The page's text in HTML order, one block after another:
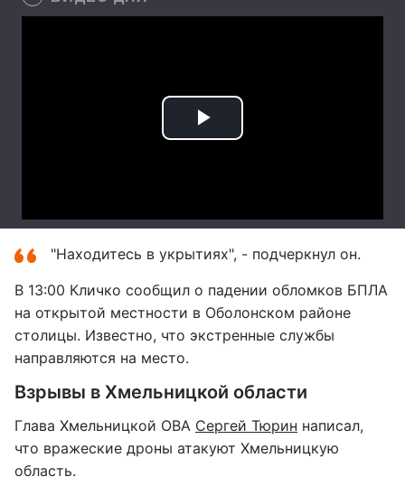
"Находитесь в укрытиях", - подчеркнул он.
В 13:00 Кличко сообщил о падении обломков БПЛА
на открытой местности в Оболонском районе
столицы. Известно, что экстренные службы
направляются на место.
Взрывы в Хмельницкой области
Глава Хмельницкой ОВА Сергей Тюрин написал,
что вражеские дроны атакуют Хмельницкую
область.